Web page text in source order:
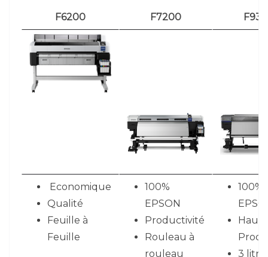
F6200 F7200
Economique
Qualité
Feuille à
Feuille
100%
EPSON
Productivité
Rouleau à
rouleau
100%
Haute
3